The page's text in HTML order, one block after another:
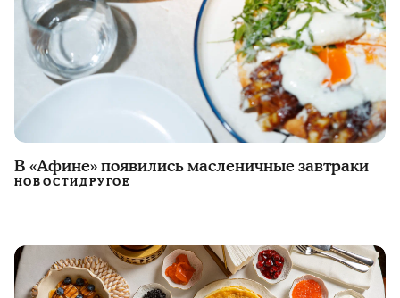
В «Афине» появились масленичные завтраки
НОВОСТИДРУГОЕ